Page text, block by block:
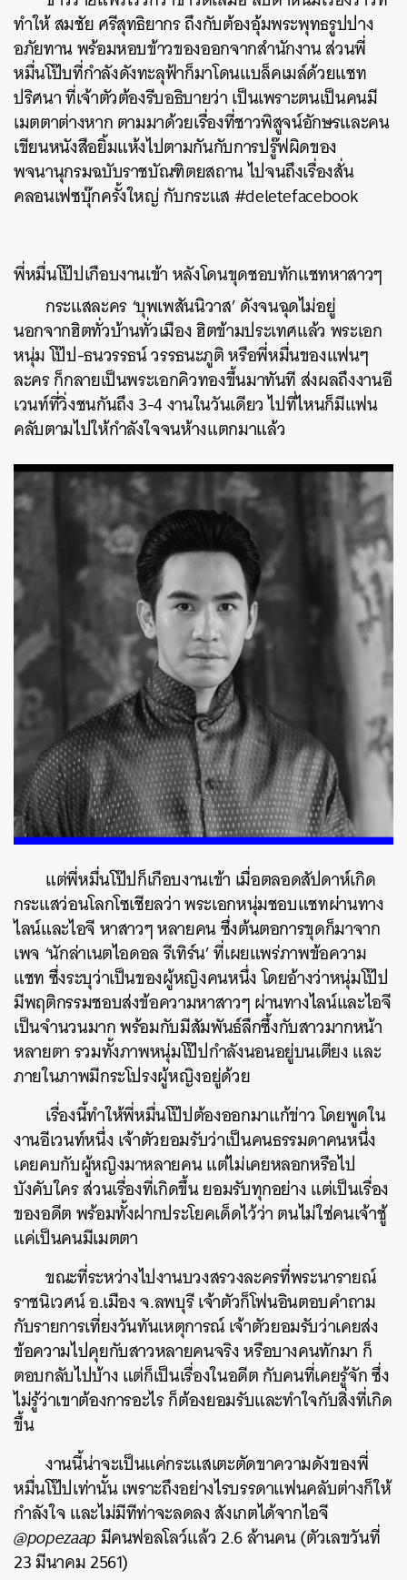
ทำให้ สมชัย ศรีสุทธิยากร ถึงกับต้องอุ้มพระพุทธรูปปาง
อภัยทาน พร้อมหอบข้าวของออกจากสำนักงาน ส่วนพี่
หมื่นโป๊บที่กำลังดังทะลุฟ้าก็มาโดนแบล็คเมล์ด้วยแชท
ปริศนา ที่เจ้าตัวต้องรีบอธิบายว่า เป็นเพราะตนเป็นคนมี
เมตตาต่างหาก ตามมาด้วยเรื่องที่ชาวพิสูจน์อักษรและคน
เขียนหนังสือยิ้มแห้งไปตามกันกับการปรู๊ฟผิดของ
พจนานุกรมฉบับราชบัณฑิตยสถาน ไปจนถึงเรื่องสั่น
คลอนเฟซบุ๊กครั้งใหญ่ กับกระแส #deletefacebook
พี่หมื่นโป๊ปเกือบงานเข้า หลังโดนขุดชอบทักแชทหาสาวๆ
กระแสละคร ‘บุพเพสันนิวาส’ ดังจนฉุดไม่อยู่
นอกจากฮิตทั่วบ้านทั่วเมือง ฮิตข้ามประเทศแล้ว พระเอก
หนุ่มโป๊ป-ธนวรรธน์ วรรธนะภูติ หรือพี่หมื่นของแฟนๆ
ละคร ก็กลายเป็นพระเอกคิวทองขึ้นมาทันที ส่งผลถึงงานอี
เวนท์ที่วิ่งชนกันถึง 3-4 งานในวันเดียว ไปที่ไหนก็มีแฟน
คลับตามไปให้กำลังใจจนห้างแตกมาแล้ว
แต่พี่หมื่นโป๊ปก็เกือบงานเข้า เมื่อตลอดสัปดาห์เกิด
กระแสว่อนโลกโซเชียลว่า พระเอกหนุ่มชอบแชทผ่านทาง
ไลน์และไอจี หาสาวๆ หลายคน ซึ่งต้นตอการขุดก็มาจาก
เพจ ‘นักล่าเนตไอดอล รีเทิร์น’ ที่เผยแพร่ภาพข้อความ
แชท ซึ่งระบุว่าเป็นของผู้หญิงคนหนึ่ง โดยอ้างว่าหนุ่มโป๊ป
มีพฤติกรรมชอบส่งข้อความหาสาวๆ ผ่านทางไลน์และไอจี
เป็นจำนวนมาก พร้อมกับมีสัมพันธ์ลึกซึ้งกับสาวมากหน้า
หลายตา รวมทั้งภาพหนุ่มโป๊ปกำลังนอนอยู่บนเตียง และ
ภายในภาพมีกระโปรงผู้หญิงอยู่ด้วย
เรื่องนี้ทำให้พี่หมื่นโป๊ปต้องออกมาแก้ข่าว โดยพูดใน
งานอีเวนท์หนึ่ง เจ้าตัวยอมรับว่าเป็นคนธรรมดาคนหนึ่ง
เคยคบกับผู้หญิงมาหลายคน แต่ไม่เคยหลอกหรือไป
บังคับใคร ส่วนเรื่องที่เกิดขึ้น ยอมรับทุกอย่าง แต่เป็นเรื่อง
ของอดีต พร้อมทั้งฝากประโยคเด็ดไว้ว่า ตนไม่ใช่คนเจ้าชู้
แค่เป็นคนมีเมตตา
ขณะที่ระหว่างไปงานบวงสรวงละครที่พระนารายณ์
ราชนิเวศน์ อ.เมือง จ.ลพบุรี เจ้าตัวก็โฟนอินตอบคำถาม
กับรายการเที่ยงวันทันเหตุการณ์เจ้าตัวยอมรับว่าเคยส่ง
ข้อความไปคุยกับสาวหลายคนจริง หรือบางคนทักมา ก็
ตอบกลับไปบ้าง แต่ก็เป็นเรื่องในอดีต กับคนที่เคยรู้จัก ซึ่ง
ไม่รู้ว่าเขาต้องการอะไร ก็ต้องยอมรับและทำใจกับสิ่งที่เกิด
ขึ้น
งานนี้น่าจะเป็นแค่กระแสเตะตัดขาความดังของพี่
หมื่นโป๊ปเท่านั้น เพราะถึงอย่างไรบรรดาแฟนคลับต่างก็ให้
กำลังใจ และไม่มีทีท่าจะลดลง สังเกตได้จากไอจี
@popezaapมีคนฟอลโลว์แล้ว 2.6 ล้านคน (ตัวเลขวันที่
23 มีนาคม 2561)